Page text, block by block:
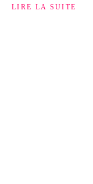
LIRE LA SUITE